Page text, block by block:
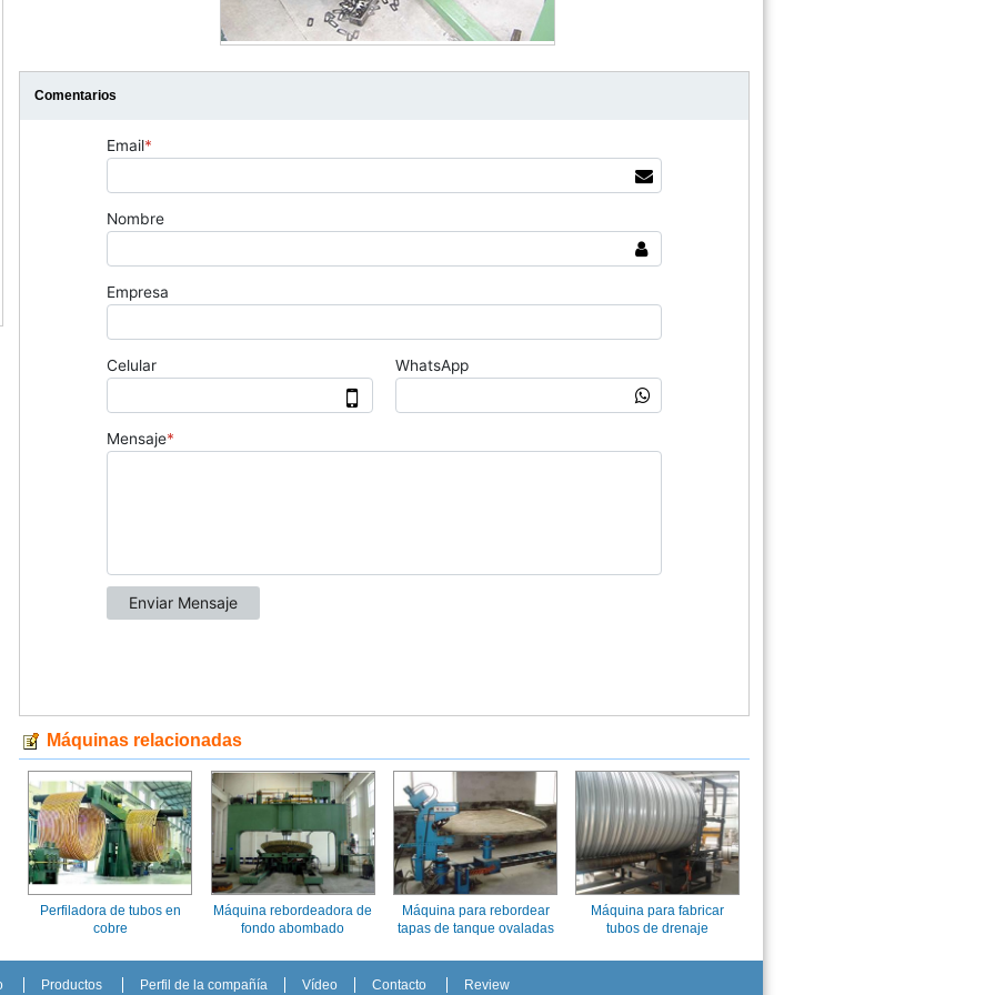
Comentarios
Máquinas relacionadas
Perfiladora de tubos en
cobre
Máquina rebordeadora de
fondo abombado
Máquina para rebordear
tapas de tanque ovaladas
Máquina para fabricar
tubos de drenaje
Productos Perfil de la compañía Vídeo Contacto Review